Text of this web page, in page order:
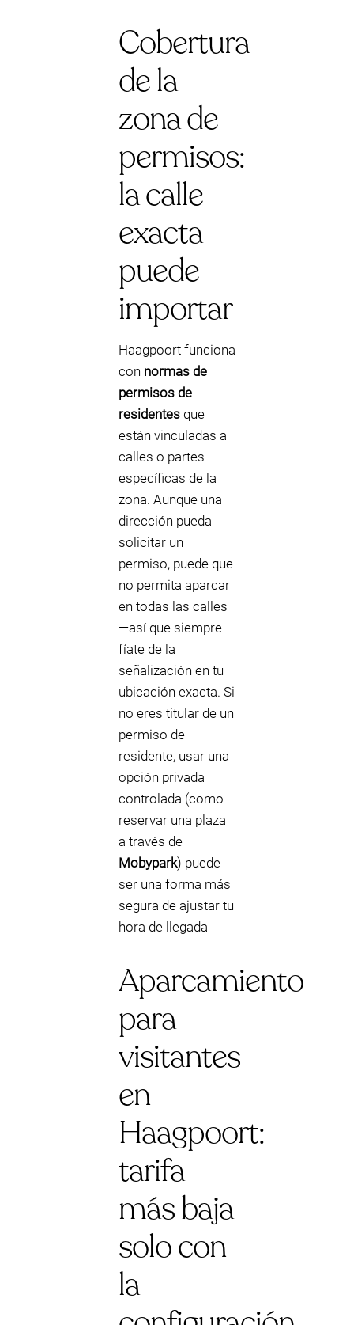
Cobertura
de la
zona de
permisos:
la calle
exacta
puede
importar
Haagpoort funciona
con normas de
permisos de
residentes que
están vinculadas a
calles o partes
específicas de la
zona. Aunque una
dirección pueda
solicitar un
permiso, puede que
no permita aparcar
en todas las calles
—así que siempre
fíate de la
señalización en tu
ubicación exacta. Si
no eres titular de un
permiso de
residente, usar una
opción privada
controlada (como
reservar una plaza
a través de
Mobypark) puede
ser una forma más
segura de ajustar tu
hora de llegada
Aparcamiento
para
visitantes
en
Haagpoort:
tarifa
más baja
solo con
la